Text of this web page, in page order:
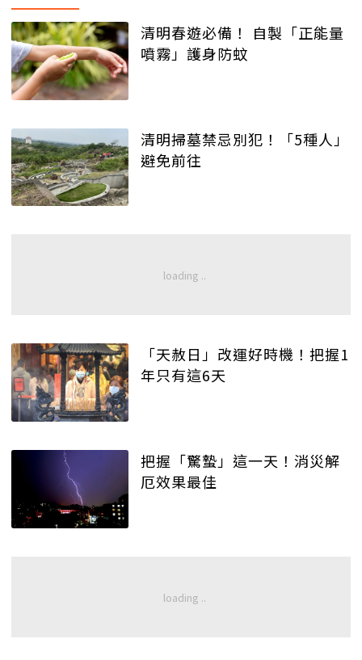
清明春遊必備！ 自製「正能量
噴霧」護身防蚊
清明掃墓禁忌別犯！「5種人」
避免前往
「天赦日」改運好時機！把握1
年只有這6天
把握「驚蟄」這一天！消災解
厄效果最佳